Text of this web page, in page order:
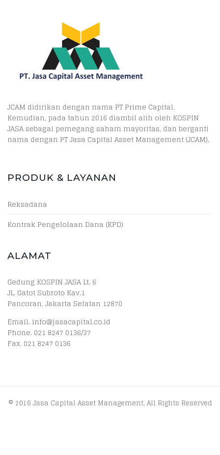
JCAM didirikan dengan nama PT Prime Capital.
Kemudian, pada tahun 2016 diambil alih oleh KOSPIN
JASA sebagai pemegang saham mayoritas, dan berganti
nama dengan PT Jasa Capital Asset Management (JCAM).
PRODUK & LAYANAN
Reksadana
Kontrak Pengelolaan Dana (KPD)
ALAMAT
Gedung KOSPIN JASA Lt. 6
JL. Gatot Subroto Kav.1
Pancoran, Jakarta Selatan 12870
Email. info@jasacapital.co.id
Phone. 021 8247 0136/37
Fax. 021 8247 0136
© 2016 Jasa Capital Asset Management. All Rights Reserved